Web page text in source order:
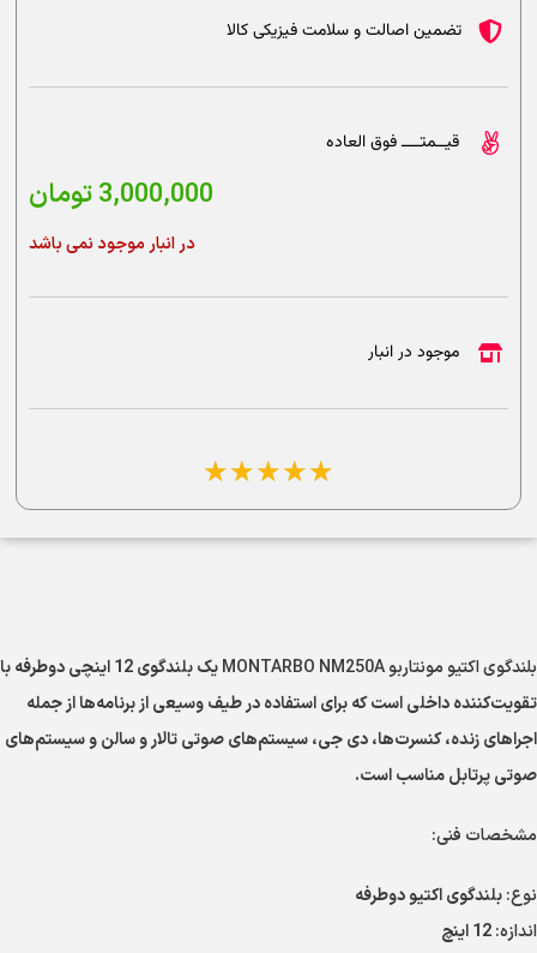
تضمین اصالت و سلامت فیزیکی کالا
قیــمتــــ فوق العاده
3,000,000تومان
در انبار موجود نمی باشد
موجود در انبار
☆
☆
☆
☆
☆
بلندگوی اکتیو مونتاربو MONTARBO NM250A
یک بلندگوی 12 اینچی دوطرفه با
تقویت‌کننده داخلی است که برای استفاده در طیف وسیعی از برنامه‌ها از جمله
اجراهای زنده، کنسرت‌ها، دی جی، سیستم‌های صوتی تالار و سالن و سیستم‌های
صوتی پرتابل مناسب است.
مشخصات فنی:
نوع:بلندگوی اکتیو دوطرفه
اندازه: